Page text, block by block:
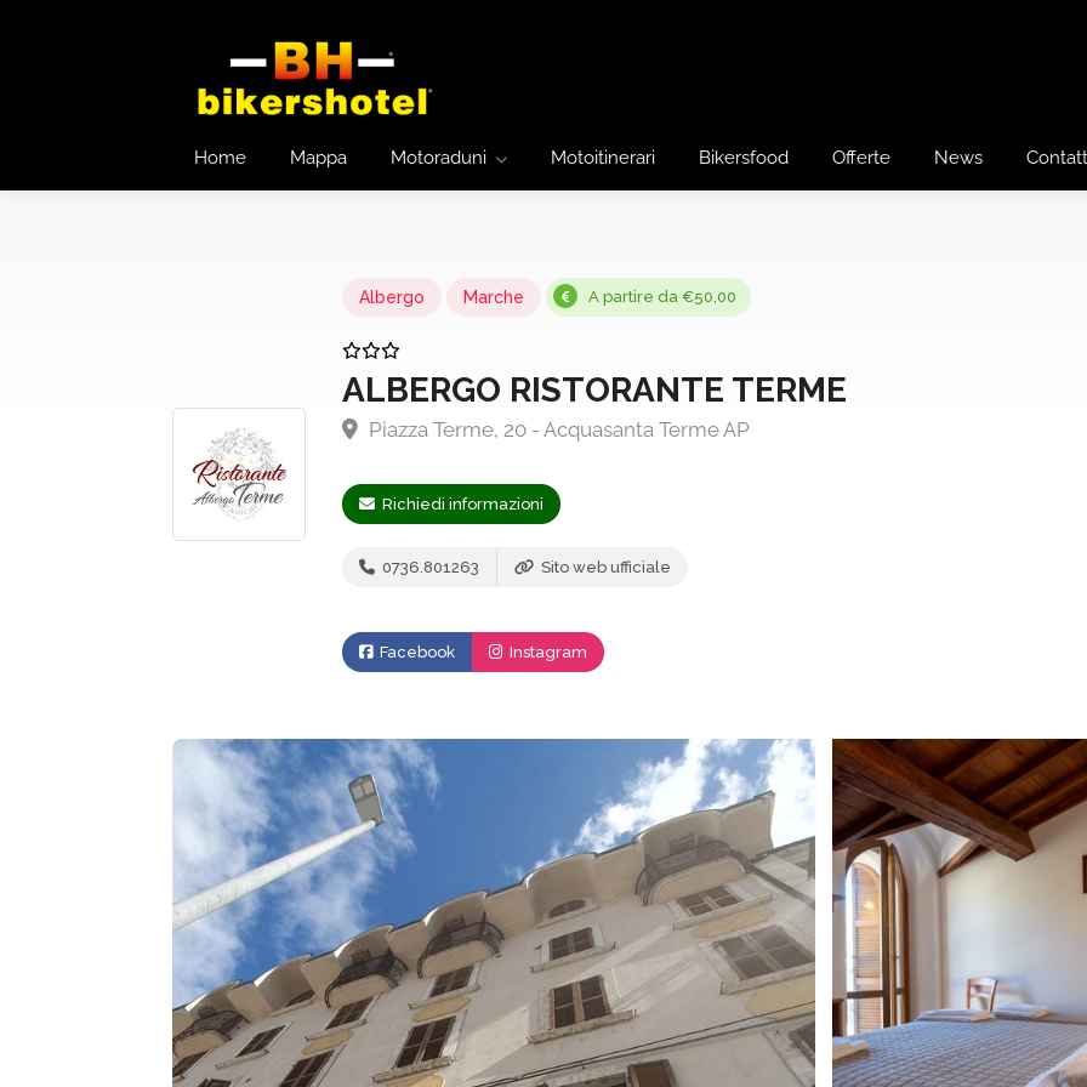
Home Mappa Motoraduni Motoitinerari Bikersfood Offerte News
Albergo Marche A partire da €50,00
ALBERGO RISTORANTE TERME
Piazza Terme, 20 - Acquasanta Terme AP
Richiedi informazioni
0736.801263 Sito web ufficiale
Facebook Instagram